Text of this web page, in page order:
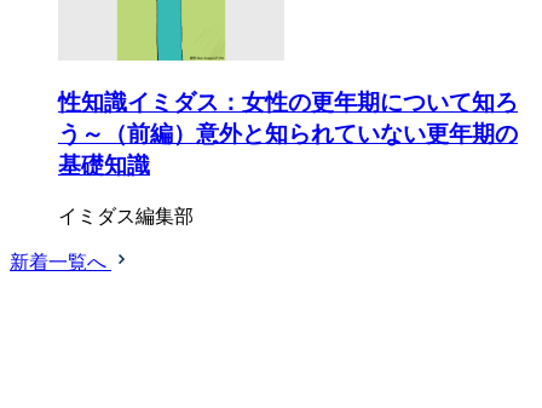
性知識イミダス：女性の更年期について知ろ
う～（前編）意外と知られていない更年期の
基礎知識
イミダス編集部
新着一覧へ